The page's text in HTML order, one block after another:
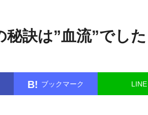
秘訣は”血流”でした
B! ブックマーク LINE